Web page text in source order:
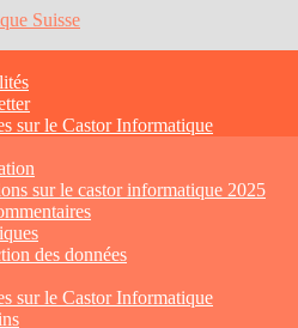
sur le Castor Informatique
sur le castor informatique 2025
des données
sur le Castor Informatique